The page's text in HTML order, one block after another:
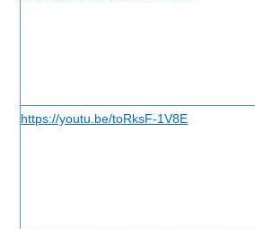
https://youtu.be/toRksF-1V8E